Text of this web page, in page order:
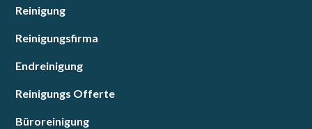
Reinigung
Reinigungsfirma
Endreinigung
Reinigungs Offerte
Büroreinigung